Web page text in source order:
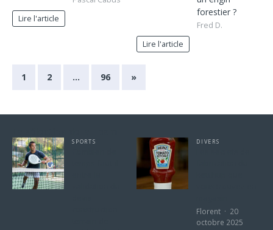
Lire l'article
forestier ?
Fred D.
Lire l'article
1 2 … 96 »
SPORTS DIVERS
Florent
20
octobre 2025